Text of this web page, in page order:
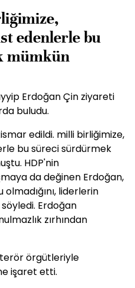
edenlerle bu
mümkün
Erdoğan Çin ziyareti
buludu.
edildi. milli birliğimize,
bu süreci sürdürmek
HDP'nin
da değinen Erdoğan,
liderlerin
Erdoğan
zırhından
terör örgütleriyle
işaret etti.